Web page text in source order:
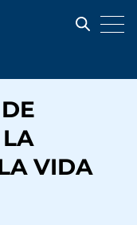
VIDA